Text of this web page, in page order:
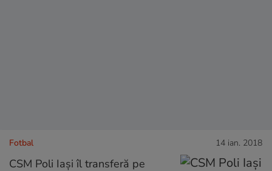
Fotbal 14 ian. 2018
CSM Poli Iași îl transferă pe